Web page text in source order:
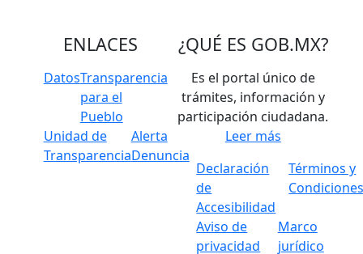
ENLACES
DatosTransparencia
para el
Pueblo
Unidad de
Transparencia
Alerta
Denuncia
¿QUÉ ES GOB.MX?
Es el portal único de
trámites, información y
participación ciudadana.
Leer más
Declaración
de
Accesibilidad
Términos y
Aviso de
privacidad
Marco
jurídico